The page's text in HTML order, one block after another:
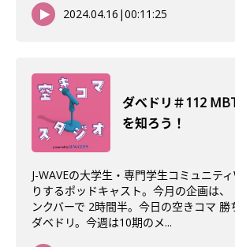
2024.04.16 |00:11:25
ダべドリ＃112
を知ろう！
J-WAVEの大学生・専門学生コミュニテ
りするポッドキャスト。今月の企画は、
ンクバーで 2時間半。今日の空きコマ 勝
ダベドリ。今週は10期のメ...